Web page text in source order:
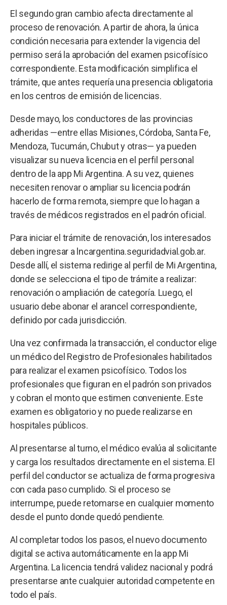
El segundo gran cambio afecta directamente al
proceso de renovación. A partir de ahora, la única
condición necesaria para extender la vigencia del
permiso será la aprobación del examen psicofísico
correspondiente. Esta modificación simplifica el
trámite, que antes requería una presencia obligatoria
en los centros de emisión de licencias.
Desde mayo, los conductores de las provincias
adheridas —entre ellas Misiones, Córdoba, Santa Fe,
Mendoza, Tucumán, Chubut y otras— ya pueden
visualizar su nueva licencia en el perfil personal
dentro de la app Mi Argentina. A su vez, quienes
necesiten renovar o ampliar su licencia podrán
hacerlo de forma remota, siempre que lo hagan a
través de médicos registrados en el padrón oficial.
Para iniciar el trámite de renovación, los interesados
deben ingresar a lncargentina.seguridadvial.gob.ar.
Desde allí, el sistema redirige al perfil de Mi Argentina,
donde se selecciona el tipo de trámite a realizar:
renovación o ampliación de categoría. Luego, el
usuario debe abonar el arancel correspondiente,
definido por cada jurisdicción.
Una vez confirmada la transacción, el conductor elige
un médico del Registro de Profesionales habilitados
para realizar el examen psicofísico. Todos los
profesionales que figuran en el padrón son privados
y cobran el monto que estimen conveniente. Este
examen es obligatorio y no puede realizarse en
hospitales públicos.
Al presentarse al turno, el médico evalúa al solicitante
y carga los resultados directamente en el sistema. El
perfil del conductor se actualiza de forma progresiva
con cada paso cumplido. Si el proceso se
interrumpe, puede retomarse en cualquier momento
desde el punto donde quedó pendiente.
Al completar todos los pasos, el nuevo documento
digital se activa automáticamente en la app Mi
Argentina. La licencia tendrá validez nacional y podrá
presentarse ante cualquier autoridad competente en
todo el país.